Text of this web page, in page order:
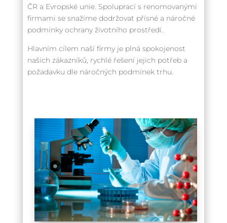
ČR a Evropské unie. Spoluprací s renomovanými
firmami se snažíme dodržovat přísné a náročné
podmínky ochrany životního prostředí.
Hlavním cílem naší firmy je plná spokojenost
našich zákazníků, rychlé řešení jejich potřeb a
požadavku dle náročných podmínek trhu.